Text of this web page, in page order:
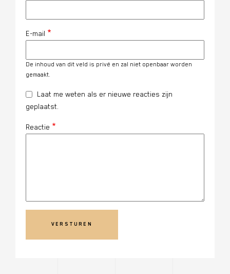
E-mail
De inhoud van dit veld is privé en zal niet openbaar worden
gemaakt.
Laat me weten als er nieuwe reacties zijn
geplaatst.
Reactie